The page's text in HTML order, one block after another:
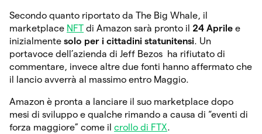
Secondo quanto riportato da The Big Whale, il
marketplace NFT di Amazon sarà pronto il 24 Aprile e
inizialmente solo per i cittadini statunitensi. Un
portavoce dell’azienda di Jeff Bezos ha rifiutato di
commentare, invece altre due fonti hanno affermato che
il lancio avverrà al massimo entro Maggio.
Amazon è pronta a lanciare il suo marketplace dopo
mesi di sviluppo e qualche rimando a causa di “eventi di
forza maggiore” come il crollo di FTX.